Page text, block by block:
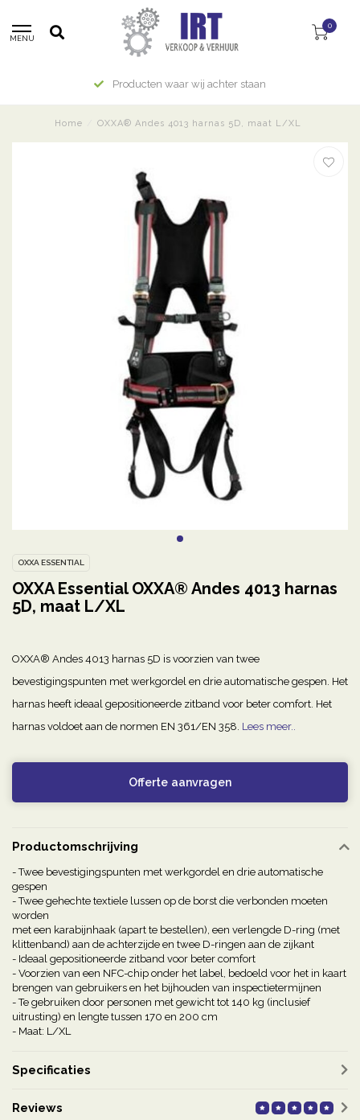
MENU
0
Producten waar wij achter staan
Home OXXA® Andes 4013 harnas 5D, maat L/XL
OXXA ESSENTIAL
OXXA Essential OXXA® Andes 4013 harnas
5D, maat L/XL
OXXA® Andes 4013 harnas 5D is voorzien van twee
bevestigingspunten met werkgordel en drie automatische gespen. Het
harnas heeft ideaal gepositioneerde zitband voor beter comfort. Het
harnas voldoet aan de normen EN 361/EN 358. Lees meer..
Offerte aanvragen
Productomschrijving
- Twee bevestigingspunten met werkgordel en drie automatische
gespen
- Twee gehechte textiele lussen op de borst die verbonden moeten
worden
met een karabijnhaak (apart te bestellen), een verlengde D-ring (met
klittenband) aan de achterzijde en twee D-ringen aan de zijkant
- Ideaal gepositioneerde zitband voor beter comfort
- Voorzien van een NFC-chip onder het label, bedoeld voor het in kaart
brengen van gebruikers en het bijhouden van inspectietermijnen
- Te gebruiken door personen met gewicht tot 140 kg (inclusief
uitrusting) en lengte tussen 170 en 200 cm
- Maat: L/XL
Specificaties
Reviews